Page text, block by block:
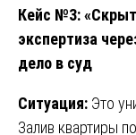
Кейс №3:
экспертиза
дело в суд
Ситуация: Это
Залив квартиры